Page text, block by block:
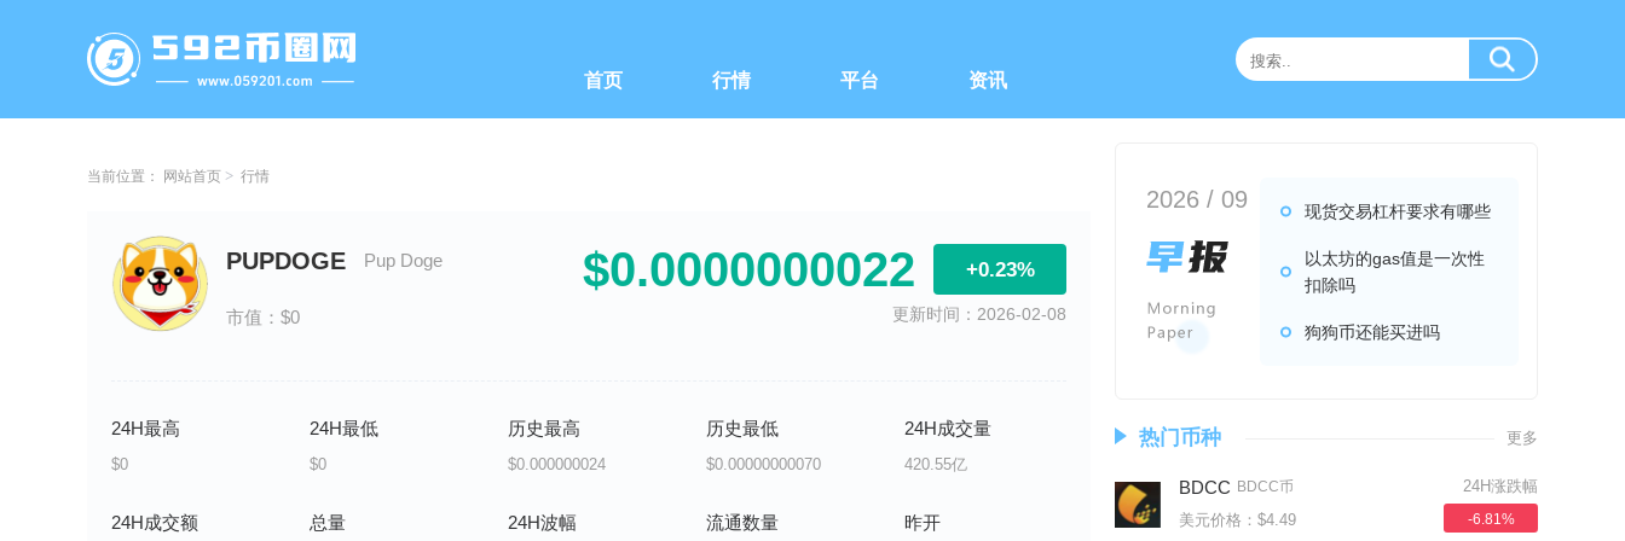
首页 行情 平台 资讯
当前位置： 网站首页 行情
PUPDOGE Pup Doge
市值：$0
$0.0000000022 +0.23%
更新时间：2026-02-08
24H最高
$0
24H最低
$0
历史最高
$0.000000024
历史最低
$0.00000000070
24H成交量
420.55亿
24H成交额 总量 24H波幅 流通数量 昨开
2026 / 09 现货交易杠杆要求有哪些
以太坊的gas值是一次性
扣除吗
狗狗币还能买进吗
热门币种 更多
BDCC BDCC币
美元价格：$4.49
24H涨跌幅
-6.81%